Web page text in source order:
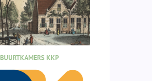
BUURTKAMERS KKP